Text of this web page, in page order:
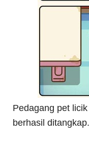
Pedagang pet
berhasil ditangkap.